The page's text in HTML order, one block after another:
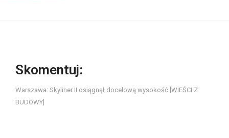
Skomentuj:
Warszawa: Skyliner II osiągnął docelową wysokość [WIEŚCI Z
BUDOWY]